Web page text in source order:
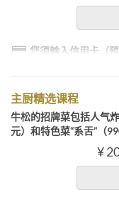
您須輸入信用卡（
主厨精选课程
牛松的招牌菜包括人气
元）和特色菜“系舌”（
¥